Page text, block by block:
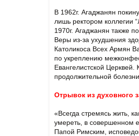
В 1962г. Агаджанян
лишь ректором коллегии
1970г. Агаджанян также
Веры из-за ухудшения
Католикоса Всех Армян
по укреплению
Евангелистской
продолжительной болезни.
Отрывок из духовного
«Всегда стремясь жить,
умереть, в совершенном
Папой Римским,